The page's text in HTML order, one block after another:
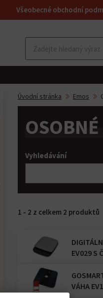
Všeobecné obchodní
Úvodní stránka Emos
Vyhledávání
1 - 2 z celkem 2 produktů
EV029 S
VÁHA